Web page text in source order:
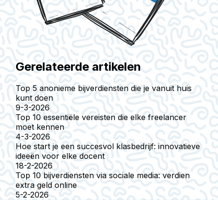
Gerelateerde artikelen
Top 5 anonieme bijverdiensten die je vanuit huis
kunt doen
9-3-2026
Top 10 essentiële vereisten die elke freelancer
moet kennen
4-3-2026
Hoe start je een succesvol klasbedrijf: innovatieve
ideeën voor elke docent
18-2-2026
Top 10 bijverdiensten via sociale media: verdien
extra geld online
5-2-2026